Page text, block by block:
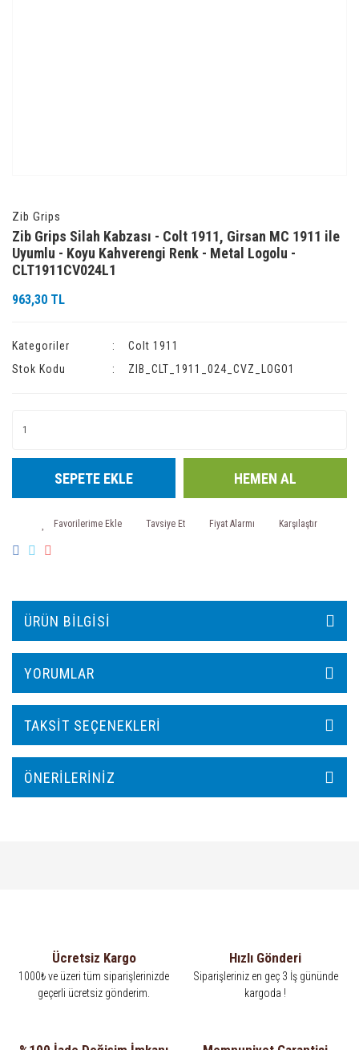
Zib Grips
Zib Grips Silah Kabzası - Colt 1911, Girsan MC 1911 ile
Uyumlu - Koyu Kahverengi Renk - Metal Logolu -
CLT1911CV024L1
963,30 TL
Kategoriler
Colt 1911
Stok Kodu
ZIB_CLT_1911_024_CVZ_LOGO1
SEPETE EKLE HEMEN AL
Tavsiye Et Fiyat Alarmı Karşılaştır
ÜRÜN BILGISI
YORUMLAR
TAKSIT SEÇENEKLERI
ÖNERILERINIZ
Ücretsiz Kargo
1000₺ ve üzeri tüm siparişlerinizde
geçerli ücretsiz gönderim.
Hızlı Gönderi
Siparişleriniz en geç 3 İş gününde
kargoda !